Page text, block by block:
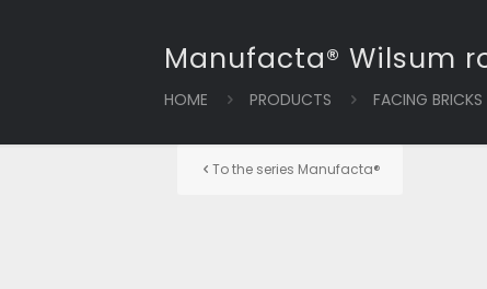
Manufacta® Wilsum
HOME PRODUCTS FACING BRICKS
To the series Manufacta®